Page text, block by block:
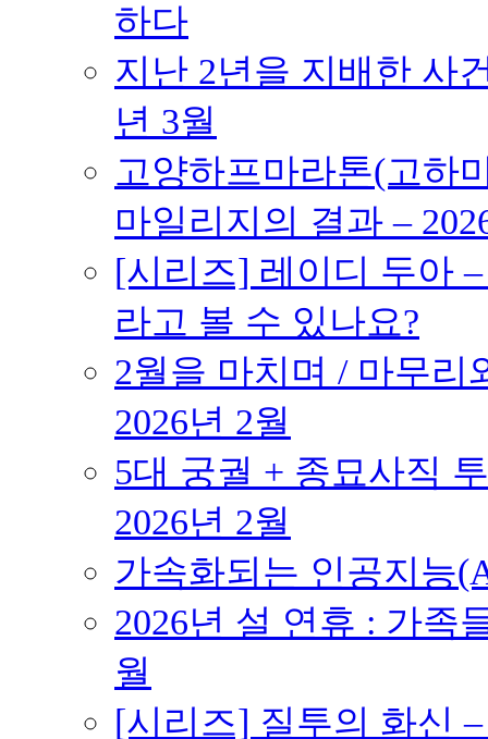
하다
지난 2년을 지배한 사
년 3월
고양하프마라톤(고하
마일리지의 결과 –
[시리즈] 레이디 두아
라고 볼 수 있나요?
2월을 마치며 / 마무리
2026년 2월
5대 궁궐 + 종묘사직
2026년 2월
가속화되는 인공지능
2026년 설 연휴 : 가족
월
[시리즈] 질투의 화신